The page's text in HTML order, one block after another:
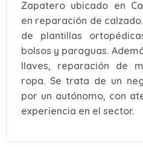
Zapatero ubicado en
en reparación de
de plantillas
bolsos y paraguas.
llaves, reparación de
ropa. Se trata de un
por un autónomo, con
experiencia en el sector.